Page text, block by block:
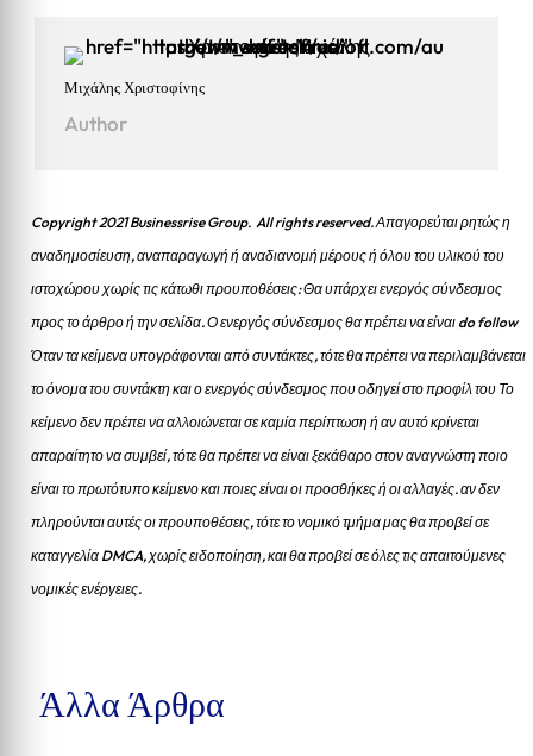
Μιχάλης Χριστοφίνης
Author
Copyright 2021 Businessrise Group. All rights reserved. Απαγορεύται ρητώς η
αναδημοσίευση, αναπαραγωγή ή αναδιανομή μέρους ή όλου του υλικού του
ιστοχώρου χωρίς τις κάτωθι προυποθέσεις: Θα υπάρχει ενεργός σύνδεσμος
προς το άρθρο ή την σελίδα.Ο ενεργός σύνδεσμος θα πρέπει να είναι do follow
Όταν τα κείμενα υπογράφονται από συντάκτες, τότε θα πρέπει να περιλαμβάνεται
το όνομα του συντάκτη και ο ενεργός σύνδεσμος που οδηγεί στο προφίλ του Το
κείμενο δεν πρέπει να αλλοιώνεται σε καμία περίπτωση ή αν αυτό κρίνεται
απαραίτητο να συμβεί, τότε θα πρέπει να είναι ξεκάθαρο στον αναγνώστη ποιο
είναι το πρωτότυπο κείμενο και ποιες είναι οι προσθήκες ή οι αλλαγές. αν δεν
πληρούνται αυτές οι προυποθέσεις, τότε το νομικό τμήμα μας θα προβεί σε
καταγγελία DMCA, χωρίς ειδοποίηση, και θα προβεί σε όλες τις απαιτούμενες
νομικές ενέργειες.
Άλλα Άρθρα